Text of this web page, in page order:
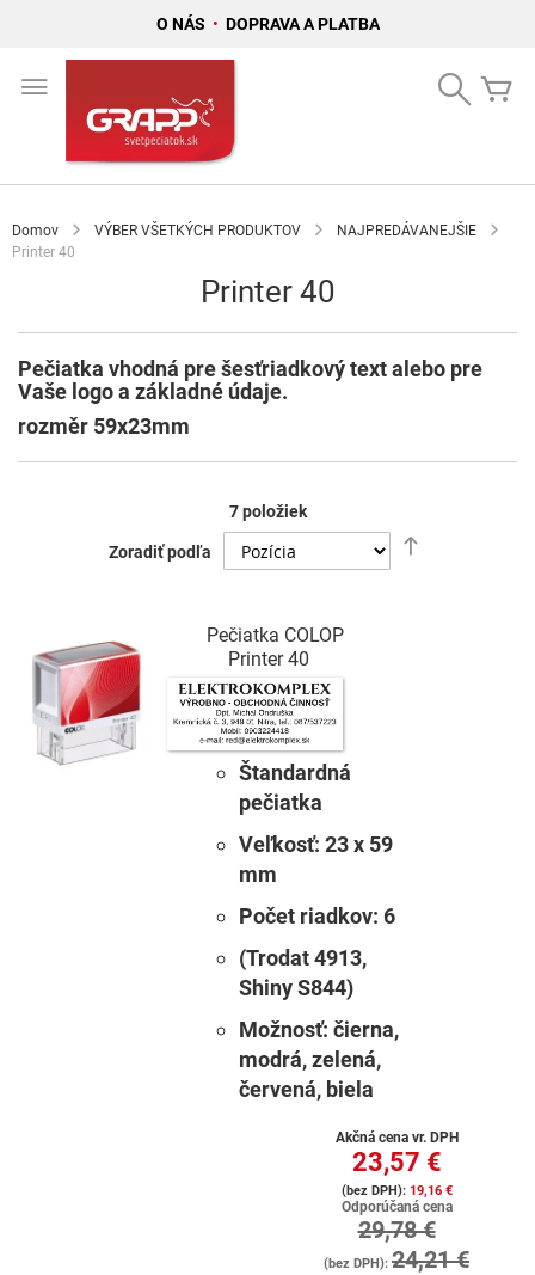
O NÁS • DOPRAVA A PLATBA
Search
Domov VÝBER VŠETKÝCH PRODUKTOV
NAJPREDÁVANEJŠIE
Printer 40
Printer 40
Pečiatka vhodná pre šesťriadkový text alebo pre
Vaše logo a základné údaje.
rozměr 59x23mm
7položiek
Zoradiť podľa
Pečiatka COLOP
Printer 40
Štandardná
pečiatka
Veľkosť: 23 x 59
mm
Počet riadkov: 6
(Trodat 4913,
Shiny S844)
Možnosť: čierna,
modrá, zelená,
červená, biela
Akčná cena vr. DPH
23,57 €
19,16 €
Odporúčaná cena
29,78 €
24,21 €